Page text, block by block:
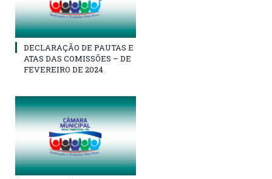
DECLARAÇÃO DE PAUTAS E
ATAS DAS COMISSÕES – DE
FEVEREIRO DE 2024